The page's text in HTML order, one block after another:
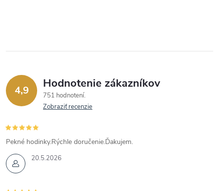
4,9 Hodnotenie zákazníkov
751 hodnotení
Zobraziť recenzie
20.5.2026
Pekné hodinky.Rýchle doručenie.Ďakujem.